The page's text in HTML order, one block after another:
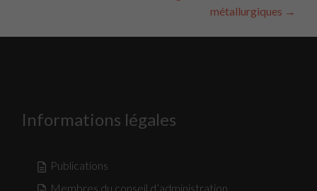
métallurgiques →
Informations légales
Publications
Membres du conseil d’administration